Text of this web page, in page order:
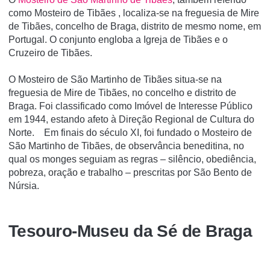
como Mosteiro de Tibães , localiza-se na freguesia de Mire
de Tibães, concelho de Braga, distrito de mesmo nome, em
Portugal. O conjunto engloba a Igreja de Tibães e o
Cruzeiro de Tibães.
O Mosteiro de São Martinho de Tibães situa-se na
freguesia de Mire de Tibães, no concelho e distrito de
Braga. Foi classificado como Imóvel de Interesse Público
em 1944, estando afeto à Direção Regional de Cultura do
Norte. Em finais do século XI, foi fundado o Mosteiro de
São Martinho de Tibães, de observância beneditina, no
qual os monges seguiam as regras – silêncio, obediência,
pobreza, oração e trabalho – prescritas por São Bento de
Núrsia.
Tesouro-Museu da Sé de Braga